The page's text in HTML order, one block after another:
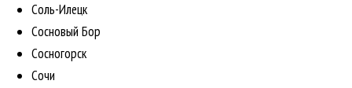
Соль-Илецк
Сосновый Бор
Сосногорск
Сочи